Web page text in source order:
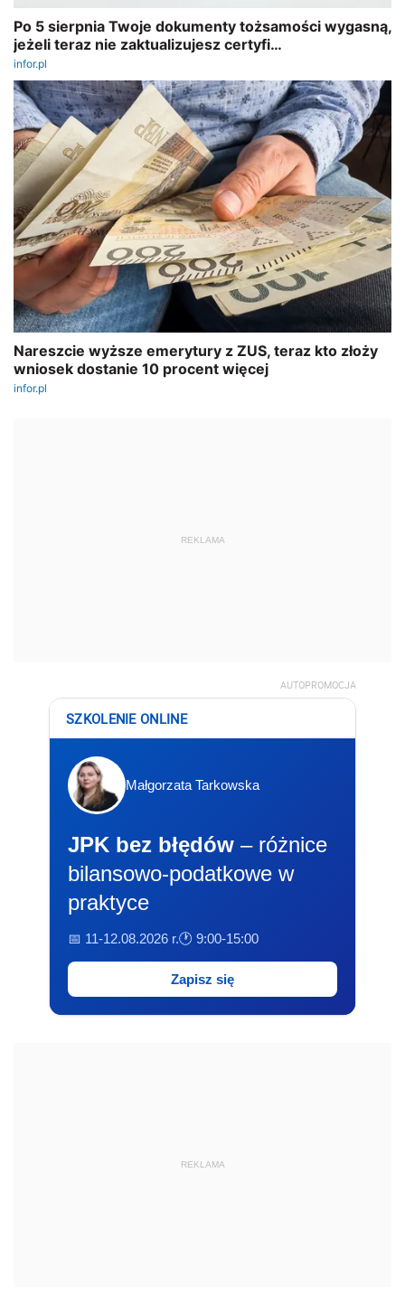
REKLAMA
AUTOPROMOCJA
SZKOLENIE ONLINE
Małgorzata Tarkowska
JPK bez błędów – różnice
bilansowo-podatkowe w
praktyce
📅 11-12.08.2026 r.🕐 9:00-15:00
Zapisz się
REKLAMA